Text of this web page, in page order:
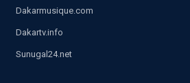
Dakarmusique.com
Dakartv.info
Sunugal24.net